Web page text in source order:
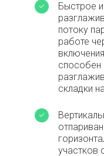
Быстрое
потоку
работе
способен
складки
участков